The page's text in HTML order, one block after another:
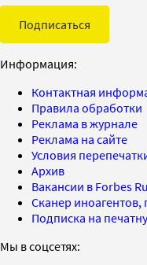
Подписаться
Информация:
Контактная
Правила обработки
Реклама в журнале
Реклама на сайте
Условия
Архив
Вакансии в Forbes
Сканер
Подписка на
Мы в соцсетях: